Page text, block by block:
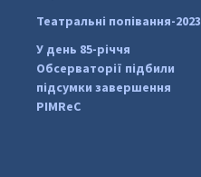
Театральні попівання-2023
У день 85-річчя
Обсерваторії підбили
підсумки завершення
PIMReC